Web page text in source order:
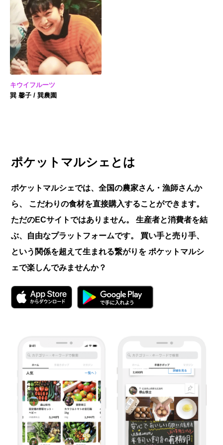
キウイフルーツ
巽 馨子 / 巽農園
ポケットマルシェとは
ポケットマルシェでは、全国の農家さん・漁師さんか
ら、
こだわりの食材を直接購入することができます。
ただのECサイトではありません。
生産者と消費者を結
ぶ、自由なプラットフォームです。
買い手と売り手、
という関係を超えて生まれる繋がりを ポケットマルシ
ェで楽しんでみませんか？